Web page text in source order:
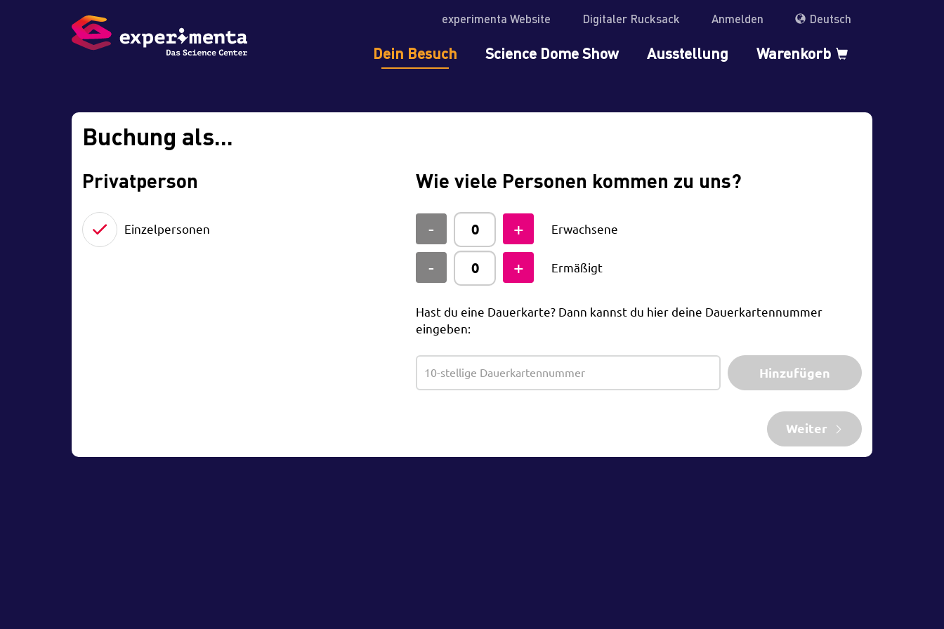
experimenta Website Digitaler Rucksack Anmelden Deutsch
Dein Besuch Science Dome Show Ausstellung Warenkorb
Buchung als...
Privatperson
Einzelpersonen
Wie viele Personen kommen zu uns?
Erwachsene
Ermäßigt
Hast du eine Dauerkarte? Dann kannst du hier deine Dauerkartennummer
eingeben:
Hinzufügen
Weiter